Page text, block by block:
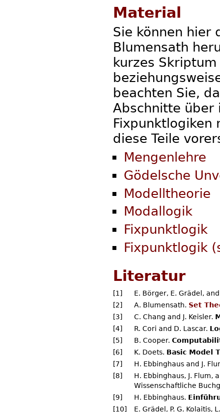
Material
Sie können hier
Blumensath
kurzes
beachten Sie,
Abschnitte über
Fixpunktlogiken
diese Teile
Mengenlehre
Gödelsche
Modelltheorie
Modallogik
Fixpunktlogik
Fixpunktlogik
Literatur
[1]
E. Börger, E. Grädel,
[2]
A. Blumensath. Set
[3]
C. Chang and J. Keisler.
[4]
R. Cori and D. Lascar.
[5]
B. Cooper.
[6]
K. Doets. Basic Model
[7]
H. Ebbinghaus and J.
[8]
H. Ebbinghaus, J. Flum,
Wissenschaftliche
[9]
H. Ebbinghaus.
[10]
E. Grädel, P. G. Kolaitis,